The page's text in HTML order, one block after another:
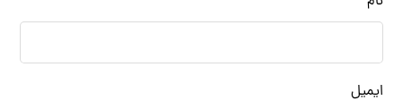
ایمیل